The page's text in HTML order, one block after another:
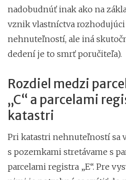
nadobudnúť inak ako na
vznik vlastníctva rozhodujúci
nehnuteľností, ale iná
dedení je to smrť poručiteľa).
Rozdiel medzi
„C“ a parcelami
katastri
Pri katastri nehnuteľností sa
s pozemkami stretávame s
parcelami registra „E“. Pre